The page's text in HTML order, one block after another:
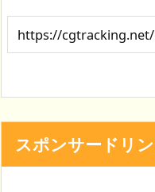
スポンサードリ